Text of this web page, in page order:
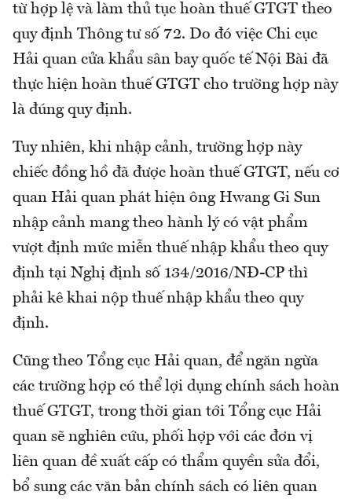
từ hợp lệ và làm thủ tục hoàn thuế GTGT theo
quy định Thông tư số 72. Do đó việc Chi cục
Hải quan cửa khẩu sân bay quốc tế Nội Bài đã
thực hiện hoàn thuế GTGT cho trường hợp này
là đúng quy định.
Tuy nhiên, khi nhập cảnh, trường hợp này
chiếc đồng hồ đã được hoàn thuế GTGT, nếu cơ
quan Hải quan phát hiện ông Hwang Gi Sun
nhập cảnh mang theo hành lý có vật phẩm
vượt định mức miễn thuế nhập khẩu theo quy
định tại Nghị định số 134/2016/NĐ-CP thì
phải kê khai nộp thuế nhập khẩu theo quy
định.
Cũng theo Tổng cục Hải quan, để ngăn ngừa
các trường hợp có thể lợi dụng chính sách hoàn
thuế GTGT, trong thời gian tới Tổng cục Hải
quan sẽ nghiên cứu, phối hợp với các đơn vị
liên quan đề xuất cấp có thẩm quyền sửa đổi,
bổ sung các văn bản chính sách có liên quan